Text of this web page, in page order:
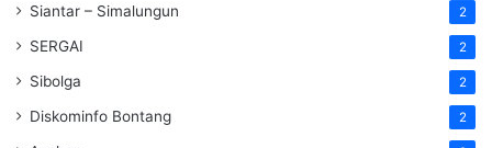
Siantar – Simalungun 2
SERGAI 2
Sibolga 2
Diskominfo Bontang 2